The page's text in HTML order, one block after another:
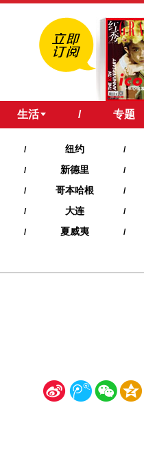
生活 / 专题
/ 纽约 /
/ 新德里 /
/ 哥本哈根 /
/ 大连 /
/ 夏威夷‍ /
新 腾 微